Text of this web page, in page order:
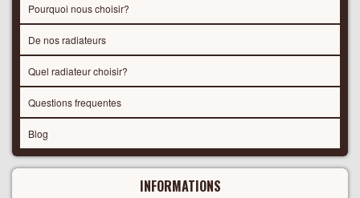
Pourquoi nous choisir?
De nos radiateurs
Quel radiateur choisir?
Questions frequentes
Blog
INFORMATIONS